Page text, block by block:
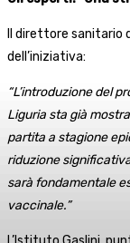
Il direttore sanitario
dell’iniziativa:
“L’introduzione del
Liguria sta già
partita a stagione
riduzione
sarà fondamentale
vaccinale.”